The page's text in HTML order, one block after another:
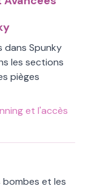
dans Spunky
les sections
pièges
et l'accès
et les